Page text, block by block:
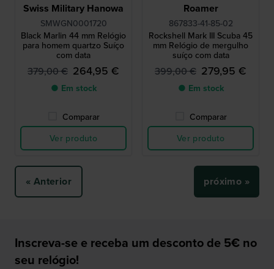
Swiss Military Hanowa
SMWGN0001720
Black Marlin 44 mm Relógio
para homem quartzo Suíço
com data
379,00 € 264,95 €
● Em stock
Comparar
Ver produto
Roamer
867833-41-85-02
Rockshell Mark III Scuba 45
mm Relógio de mergulho
suíço com data
399,00 € 279,95 €
● Em stock
Comparar
Ver produto
« Anterior próximo »
Inscreva-se e receba um desconto de 5€ no
seu relógio!